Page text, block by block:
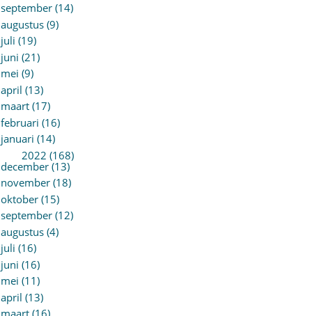
september (14)
augustus (9)
juli (19)
juni (21)
mei (9)
april (13)
maart (17)
februari (16)
januari (14)
2022 (168)
december (13)
november (18)
oktober (15)
september (12)
augustus (4)
juli (16)
juni (16)
mei (11)
april (13)
maart (16)